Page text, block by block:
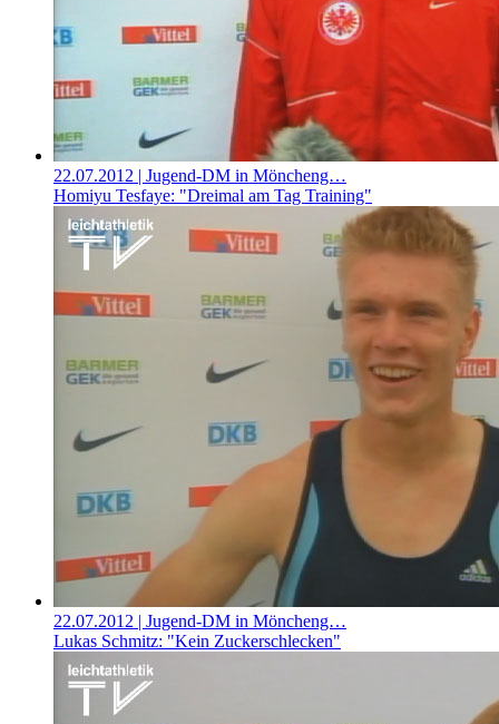
22.07.2012 | Jugend-DM in Möncheng…
Homiyu Tesfaye: "Dreimal am Tag Training"
22.07.2012 | Jugend-DM in Möncheng…
Lukas Schmitz: "Kein Zuckerschlecken"